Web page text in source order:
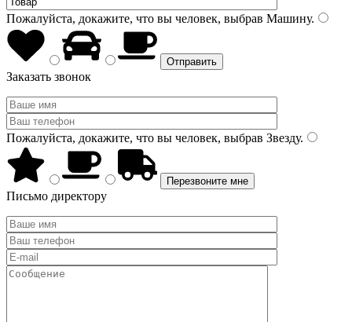
Пожалуйста, докажите, что вы человек, выбрав Машину.
Заказать звонок
Пожалуйста, докажите, что вы человек, выбрав Звезду.
Письмо директору